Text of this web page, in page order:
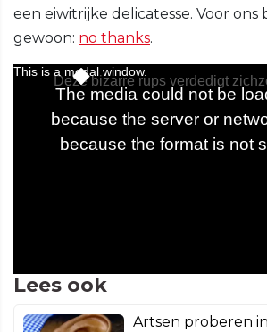
een eiwitrijke delicatesse. Voor
gewoon: no thanks.
Lees ook
Artsen proberen